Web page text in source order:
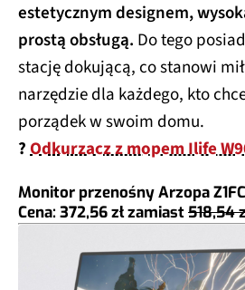
estetycznym designem,
prostą obsługą. Do tego
stację dokującą, co stanowi
narzędzie dla każdego, kto
porządek w swoim domu.
?Odkurzacz z mopem Ilife
Monitor przenośny Arzopa Z1FC
Cena: 372,56 złzamiast518,54